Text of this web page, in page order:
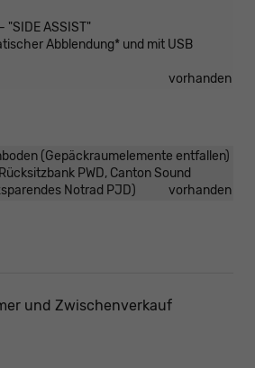
"SIDE ASSIST"
Abblendung* und mit USB
vorhanden
(Gepäckraumelemente entfallen)
PWD, Canton Sound
Notrad PJD)
vorhanden
und Zwischenverkauf